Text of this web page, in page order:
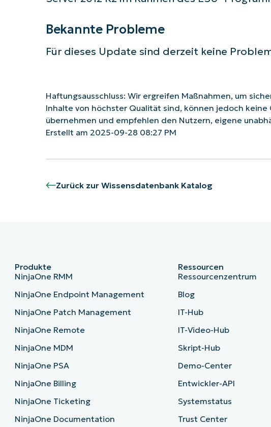
Bekannte Probleme
Für dieses Update sind derzeit keine
Haftungsausschluss: Wir ergreifen Maßnahmen, um
Inhalte von höchster Qualität sind, können jedoch keine
übernehmen und empfehlen den Nutzern, eigene
Erstellt am 2025-09-28 08:27 PM
Zurück zur Wissensdatenbank Katalog
Produkte
NinjaOne RMM
NinjaOne Endpoint Management
NinjaOne Patch Management
NinjaOne Remote
NinjaOne MDM
NinjaOne PSA
NinjaOne Billing
NinjaOne Ticketing
NinjaOne Documentation
Ressourcen
Ressourcenzentrum
Blog
IT-Hub
IT-Video-Hub
Skript-Hub
Demo-Center
Entwickler-API
Systemstatus
Trust Center